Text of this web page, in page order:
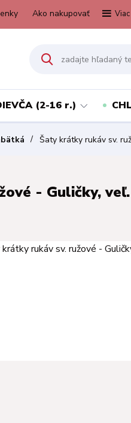
Ako nakupovať Viac
(2-16 r.)
Šaty krátky rukáv sv.
- Guličky,